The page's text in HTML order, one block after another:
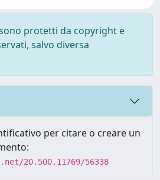
protetti da copyright e
salvo diversa
per citare o creare un
20.500.11769/56338